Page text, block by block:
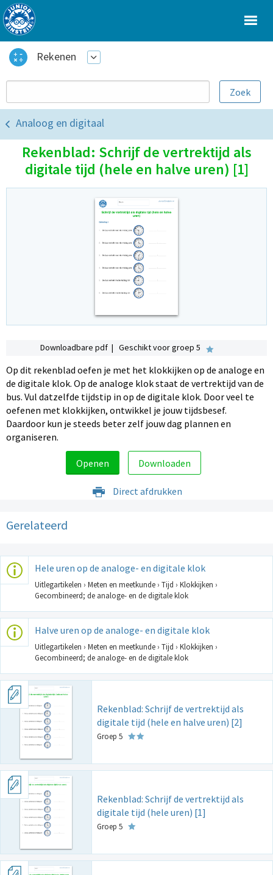
Rekenen
Analoog en digitaal
Rekenblad: Schrijf de vertrektijd als
digitale tijd (hele en halve uren) [1]
Downloadbare pdf | Geschikt voor groep 5
Op dit rekenblad oefen je met het klokkijken op de analoge en
de digitale klok. Op de analoge klok staat de vertrektijd van de
bus. Vul datzelfde tijdstip in op de digitale klok. Door veel te
oefenen met klokkijken, ontwikkel je jouw tijdsbesef.
Daardoor kun je steeds beter zelf jouw dag plannen en
organiseren.
Openen Downloaden
Direct afdrukken
Gerelateerd
Hele uren op de analoge- en digitale klok
Uitlegartikelen › Meten en meetkunde › Tijd › Klokkijken ›
Gecombineerd; de analoge- en de digitale klok
Halve uren op de analoge- en digitale klok
Uitlegartikelen › Meten en meetkunde › Tijd › Klokkijken ›
Gecombineerd; de analoge- en de digitale klok
Rekenblad: Schrijf de vertrektijd als
digitale tijd (hele en halve uren) [2]
Groep 5
Rekenblad: Schrijf de vertrektijd als
digitale tijd (hele uren) [1]
Groep 5